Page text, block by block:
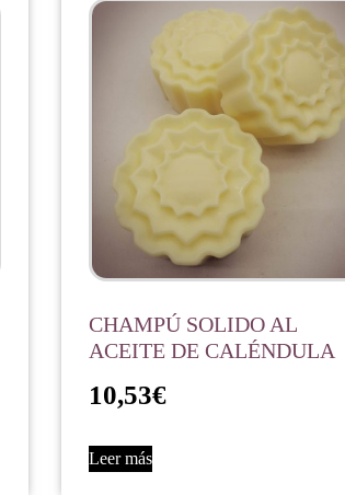
CHAMPÚ SOLIDO AL
ACEITE DE CALÉNDULA
10,53€
Leer más